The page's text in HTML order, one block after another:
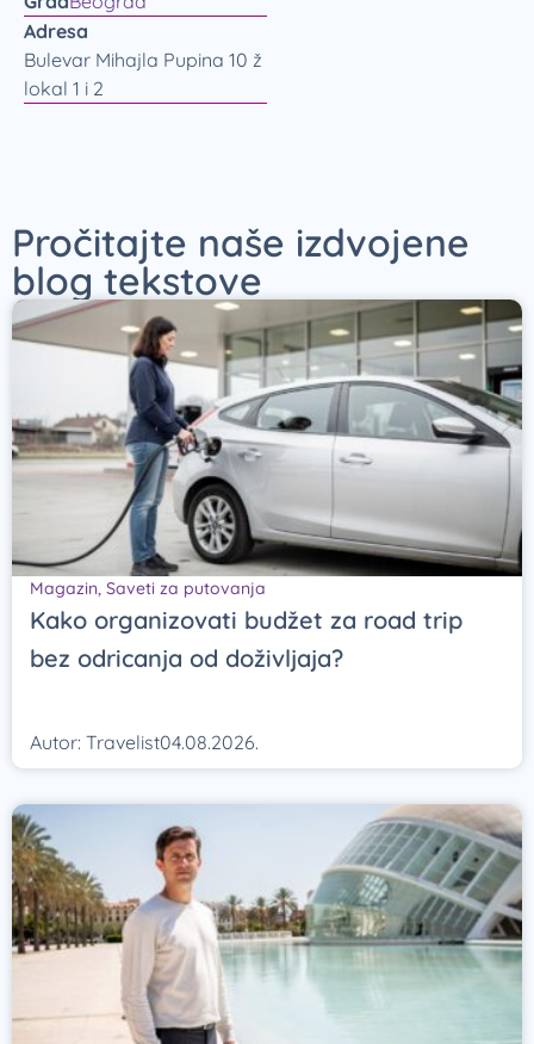
Adresa
Bulevar Mihajla Pupina 10 ž
lokal 1 i 2
Pročitajte naše izdvojene
blog tekstove
Magazin, Saveti za putovanja
Kako organizovati budžet za road trip
bez odricanja od doživljaja?
Autor: Travelist04.08.2026.